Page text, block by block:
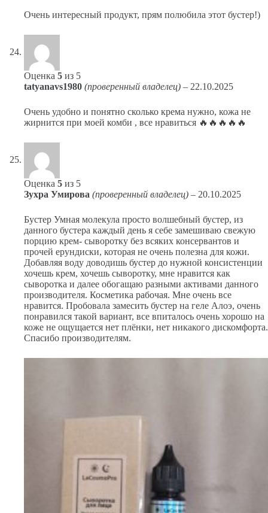
Очень интересный продукт, прям полюбила этот бустер!)
Оценка 5 из 5
tatyanavs1980 (проверенный владелец) – 22.10.2025
Очень удобно и понятно сколько крема нужно, кожа не
жирнится при моей комби , все нравиться 🔥🔥🔥🔥🔥
Оценка 5 из 5
Зухра Умирова (проверенный владелец) – 20.10.2025
Бустер Умная молекула просто волшебный бустер, из
данного бустера каждый день я себе замешиваю свежую
порцию крем- сыворотку без всяких консервантов и
прочей ерундиски, которая не очень полезна для кожи.
Добавляя воду доводишь бустер до нужной консистенции
хочешь крем, хочешь сыворотку, мне нравится как
сыворотка и далее обогащаю разными активами данного
производителя. Косметика рабочая. Мне очень все
нравится. Пробовала замесить бустер на геле Алоэ, очень
понравился такой вариант, все впиталось очень хорошо на
коже не ощущается нет плёнки, нет никакого дискомфорта.
Спасибо производителям.